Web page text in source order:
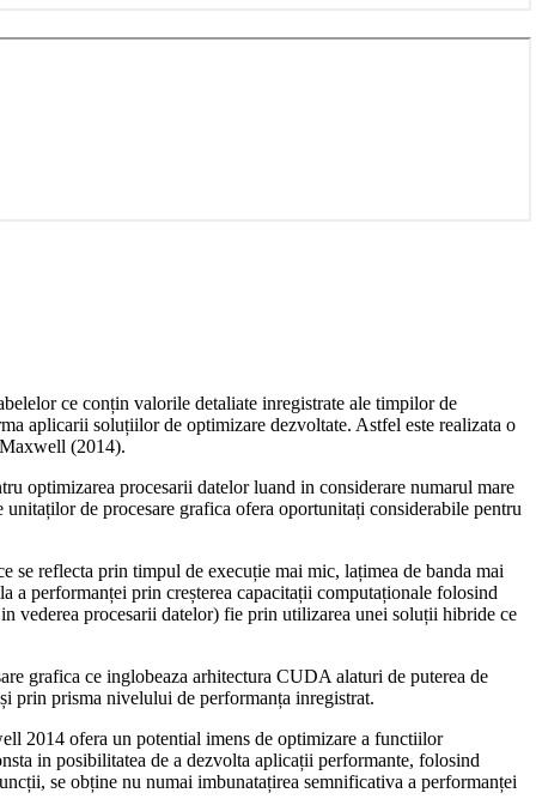
ce conțin valorile detaliate inregistrate ale timpilor de
aplicarii soluțiilor de optimizare dezvoltate. Astfel este realizata o
(2014).
optimizarea procesarii datelor luand in considerare numarul mare
de procesare grafica ofera oportunitați considerabile pentru
reflecta prin timpul de execuție mai mic, lațimea de banda mai
a performanței prin creșterea capacitații computaționale folosind
vederea procesarii datelor) fie prin utilizarea unei soluții hibride ce
grafica ce inglobeaza arhitectura CUDA alaturi de puterea de
prin prisma nivelului de performanța inregistrat.
2014 ofera un potential imens de optimizare a functiilor
in posibilitatea de a dezvolta aplicații performante, folosind
se obține nu numai imbunatațirea semnificativa a performanței